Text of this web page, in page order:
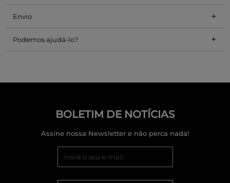
Envio +
Podemos ajudá-lo? +
BOLETIM DE NOTÍCIAS
Assine nossa Newsletter e não perca nada!